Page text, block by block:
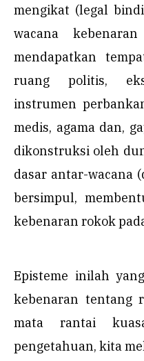
mengikat (legal
wacana
mendapatkan
ruang politis,
instrumen
medis, agama dan,
dikonstruksi oleh
dasar antar-wacana
bersimpul,
kebenaran rokok
Episteme inilah
kebenaran tentang
mata rantai
pengetahuan, kita